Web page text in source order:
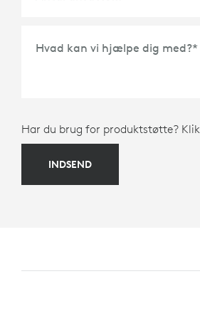
Hvad kan vi hjælpe dig med?*
Har du brug for produktstøtte? Klik
INDSEND